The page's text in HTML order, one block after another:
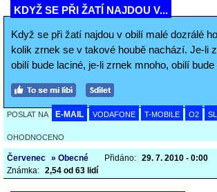
KDYŽ SE PŘI ŽATÍ NAJDOU V...
Když se při žatí najdou v obilí malé dozrálé
kolik zrnek se v takové houbě nachází. Je-li
obilí bude laciné, je-li zrnek mnoho, obilí bude
POSLAT NA E-MAIL VODAFONE T-MOBILE O2
OHODNOCENO
Červenec » Obecné Přidáno: 29. 7. 2010 - 0:00
Známka: 2,54 od 63 lidí